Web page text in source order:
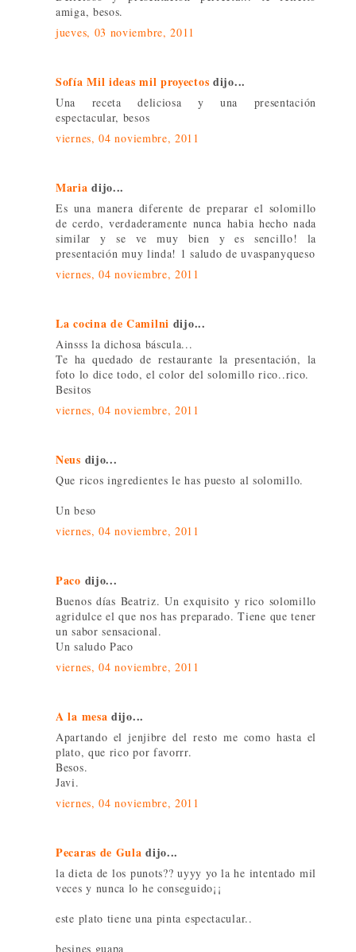
amiga, besos.
jueves, 03 noviembre, 2011
Sofía Mil ideas mil proyectos dijo...
Una receta deliciosa y una presentación
espectacular, besos
viernes, 04 noviembre, 2011
Maria dijo...
Es una manera diferente de preparar el solomillo
de cerdo, verdaderamente nunca habia hecho nada
similar y se ve muy bien y es sencillo! la
presentación muy linda! 1 saludo de uvaspanyqueso
viernes, 04 noviembre, 2011
La cocina de Camilni dijo...
Ainsss la dichosa báscula...
Te ha quedado de restaurante la presentación, la
foto lo dice todo, el color del solomillo rico..rico.
Besitos
viernes, 04 noviembre, 2011
Neus dijo...
Que ricos ingredientes le has puesto al solomillo.
Un beso
viernes, 04 noviembre, 2011
Paco dijo...
Buenos días Beatriz. Un exquisito y rico solomillo
agridulce el que nos has preparado. Tiene que tener
un sabor sensacional.
Un saludo Paco
viernes, 04 noviembre, 2011
A la mesa dijo...
Apartando el jenjibre del resto me como hasta el
plato, que rico por favorrr.
Besos.
Javi.
viernes, 04 noviembre, 2011
Pecaras de Gula dijo...
la dieta de los punots?? uyyy yo la he intentado mil
veces y nunca lo he conseguido¡¡
este plato tiene una pinta espectacular..
besines guapa